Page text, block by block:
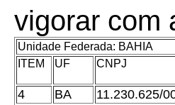
vigorar com
Unidade Federada: BAHIA
ITEM
UF CNPJ
4 BA 11.230.625/